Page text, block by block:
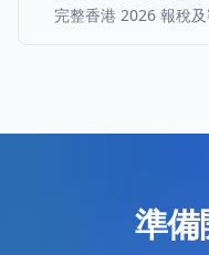
完整香港 2026 報稅
準備